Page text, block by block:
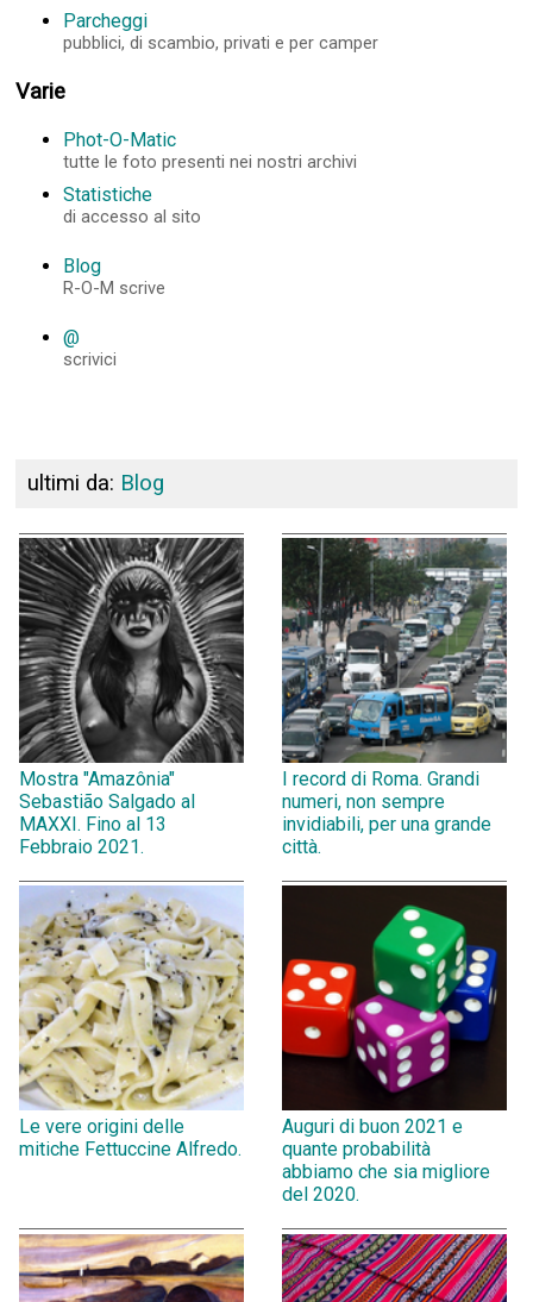
Parcheggi
pubblici, di scambio, privati e per camper
Varie
Phot-O-Matic
tutte le foto presenti nei nostri archivi
Statistiche
di accesso al sito
Blog
R-O-M scrive
@
scrivici
ultimi da: Blog
Mostra "Amazônia"
Sebastião Salgado al
MAXXI. Fino al 13
Febbraio 2021.
I record di Roma. Grandi
numeri, non sempre
invidiabili, per una grande
città.
Le vere origini delle
mitiche Fettuccine Alfredo.
Auguri di buon 2021 e
quante probabilità
abbiamo che sia migliore
del 2020.